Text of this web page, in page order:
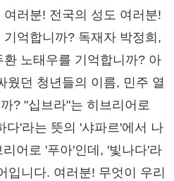
러분! 전국의 성도 여러분!
억합니까? 독재자 박정희,
노태우를 기억합니까? 아
웠던 청년들의 이름, 민주 열
? "십브라"는 히브리어로
다'라는 뜻의 '샤파르'에서 나
어로 '푸아'인데, '빛나다'라
입니다. 여러분! 무엇이 우리